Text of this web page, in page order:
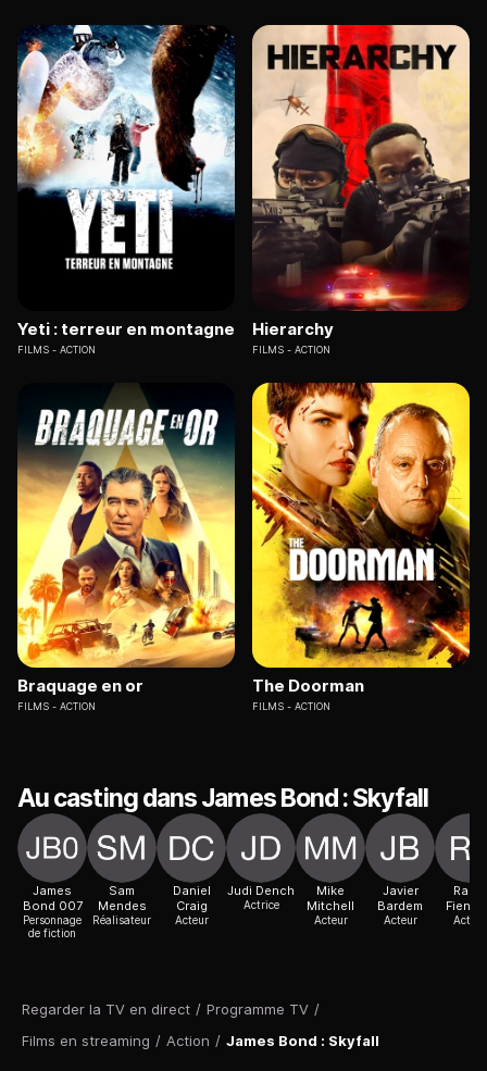
Regarder la TV en direct / Programme TV /
Films en streaming / Action / James Bond : Skyfall
Yeti : terreur en montagne
FILMS ACTION
Hierarchy
FILMS ACTION
Braquage en or
FILMS ACTION
The Doorman
FILMS ACTION
Au casting dans James Bond : Skyfall
James
Bond 007
Personnage
de fiction
Sam
Mendes
Réalisateur
Daniel
Craig
Acteur
Judi Dench
Actrice
Mike
Mitchell
Acteur
Javier
Bardem
Acteur
Ralph
Acteur